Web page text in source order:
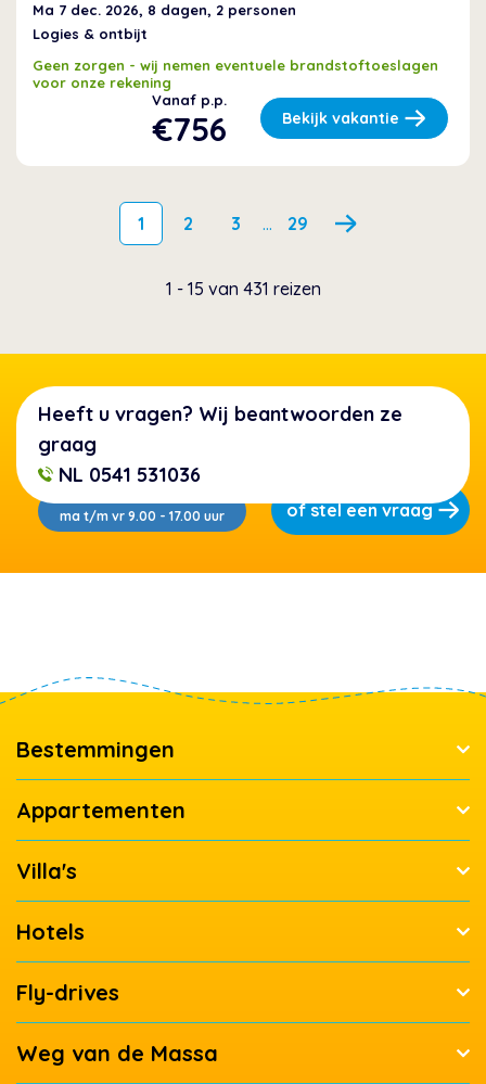
Ma 7 dec. 2026, 8 dagen, 2 personen
Logies & ontbijt
Geen zorgen - wij nemen eventuele brandstoftoeslagen
voor onze rekening
Vanaf p.p.
€756 Bekijk vakantie
1 2 3 ... 29
1 - 15 van 431 reizen
Heeft u vragen? Wij beantwoorden ze
graag
NL 0541 531036
ma t/m vr 9.00 - 17.00 uur of stel een vraag
Bestemmingen
Appartementen
Villa's
Hotels
Fly-drives
Weg van de Massa